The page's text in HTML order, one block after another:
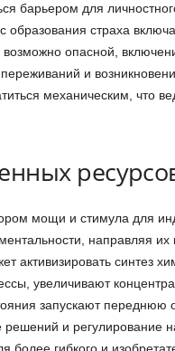
барьером для
страха
возможно опасной,
и
механическим, что
мощи и стимула для
направляя их
активизировать синтез
увеличивают
запускают переднюю
и регулирование